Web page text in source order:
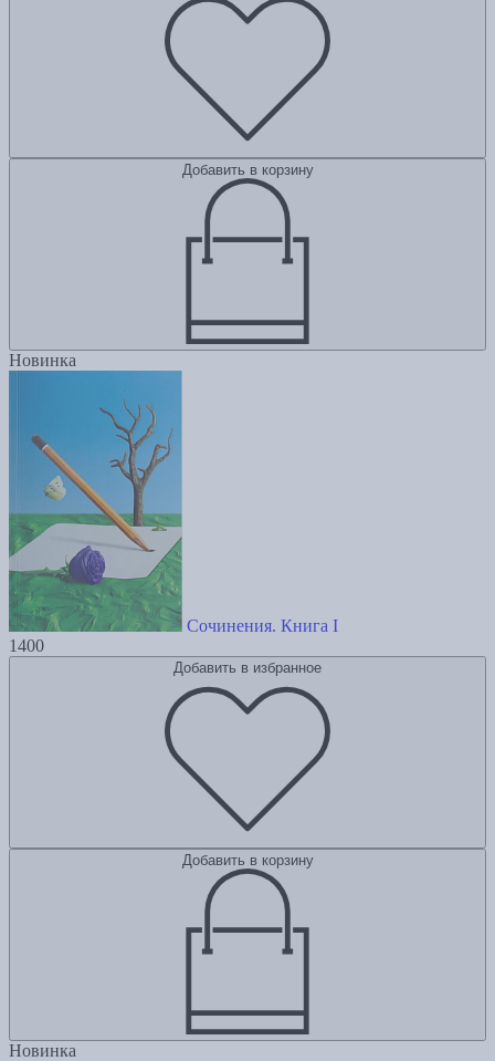
Добавить в корзину
Новинка
Сочинения. Книга I
1400
Добавить в избранное
Добавить в корзину
Новинка